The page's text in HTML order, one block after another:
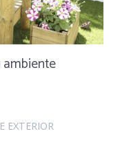
EXTERIOR